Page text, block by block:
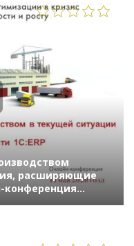
расширяющие
конференция